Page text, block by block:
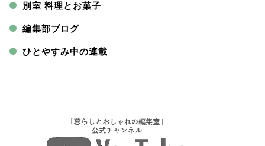
別室 料理とお菓子
編集部ブログ
ひとやすみ中の連載